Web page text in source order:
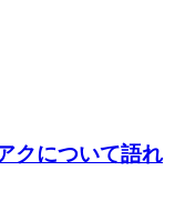
クについて語れ